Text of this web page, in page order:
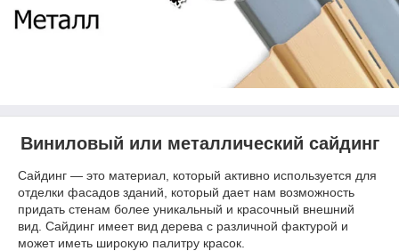
Виниловый или металлический сайдинг
Сайдинг — это материал, который активно используется для
отделки фасадов зданий, который дает нам возможность
придать стенам более уникальный и красочный внешний
вид. Сайдинг имеет вид дерева с различной фактурой и
может иметь широкую палитру красок.